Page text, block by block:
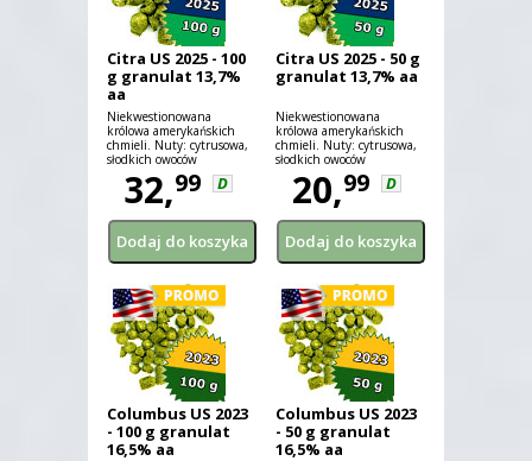
Citra US 2025 - 100
g granulat 13,7%
aa
Niekwestionowana
królowa amerykańskich
chmieli. Nuty: cytrusowa,
słodkich owoców
tropikalnych, kwiatowa
32,99 D
Citra US 2025 - 50 g
granulat 13,7% aa
Niekwestionowana
królowa amerykańskich
chmieli. Nuty: cytrusowa,
słodkich owoców
tropikalnych, kwiatowa
20,99 D
Columbus US 2023
- 100 g granulat
16,5% aa
Columbus US 2023
- 50 g granulat
16,5% aa